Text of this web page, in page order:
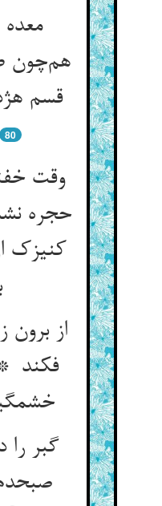
معده
هم‌چون
قسم
80
وقت
حجره
کنیزک
ببست
از برون
فکند
خشمگین و دردمند
گبر را